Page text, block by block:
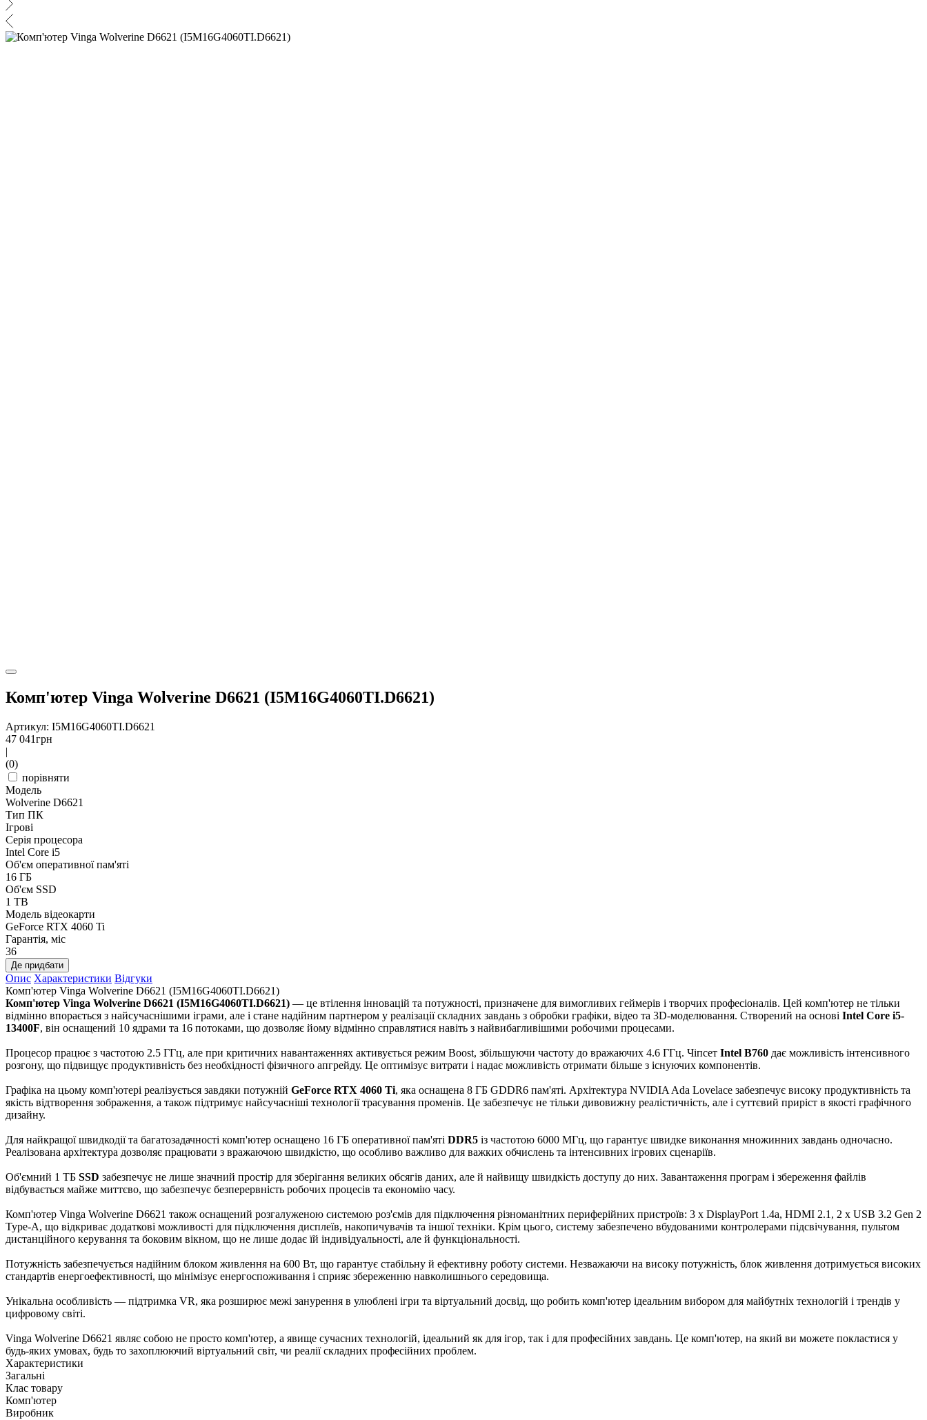
Комп'ютер Vinga Wolverine D6621 (I5M16G4060TI.D6621)
Артикул: I5M16G4060TI.D6621
47 041грн
|
(0)
порівняти
Модель
Wolverine D6621
Тип ПК
Ігрові
Серія процесора
Intel Core i5
Об'єм оперативної пам'яті
16 ГБ
Об'єм SSD
1 TB
Модель відеокарти
GeForce RTX 4060 Ti
Гарантія, міс
36
Де придбати
Опис Характеристики Відгуки
Комп'ютер Vinga Wolverine D6621 (I5M16G4060TI.D6621)
Комп'ютер Vinga Wolverine D6621 (I5M16G4060TI.D6621) — це втілення інновацій та потужності, призначене для вимогливих геймерів і творчих професіоналів. Цей комп'ютер не тільки
відмінно впорається з найсучаснішими іграми, але і стане надійним партнером у реалізації складних завдань з обробки графіки, відео та 3D-моделювання. Створений на основі Intel Core i5-
13400F, він оснащений 10 ядрами та 16 потоками, що дозволяє йому відмінно справлятися навіть з найвибагливішими робочими процесами.
Процесор працює з частотою 2.5 ГГц, але при критичних навантаженнях активується режим Boost, збільшуючи частоту до вражаючих 4.6 ГГц. Чіпсет Intel B760 дає можливість інтенсивного
розгону, що підвищує продуктивність без необхідності фізичного апгрейду. Це оптимізує витрати і надає можливість отримати більше з існуючих компонентів.
Графіка на цьому комп'ютері реалізується завдяки потужній GeForce RTX 4060 Ti, яка оснащена 8 ГБ GDDR6 пам'яті. Архітектура NVIDIA Ada Lovelace забезпечує високу продуктивність та
якість відтворення зображення, а також підтримує найсучасніші технології трасування променів. Це забезпечує не тільки дивовижну реалістичність, але і суттєвий приріст в якості графічного
дизайну.
Для найкращої швидкодії та багатозадачності комп'ютер оснащено 16 ГБ оперативної пам'яті DDR5 із частотою 6000 МГц, що гарантує швидке виконання множинних завдань одночасно.
Реалізована архітектура дозволяє працювати з вражаючою швидкістю, що особливо важливо для важких обчислень та інтенсивних ігрових сценаріїв.
Об'ємний 1 ТБ SSD забезпечує не лише значний простір для зберігання великих обсягів даних, але й найвищу швидкість доступу до них. Завантаження програм і збереження файлів
відбувається майже миттєво, що забезпечує безперервність робочих процесів та економію часу.
Комп'ютер Vinga Wolverine D6621 також оснащений розгалуженою системою роз'ємів для підключення різноманітних периферійних пристроїв: 3 x DisplayPort 1.4a, HDMI 2.1, 2 x USB 3.2 Gen 2
Type-A, що відкриває додаткові можливості для підключення дисплеїв, накопичувачів та іншої техніки. Крім цього, систему забезпечено вбудованими контролерами підсвічування, пультом
дистанційного керування та боковим вікном, що не лише додає їй індивідуальності, але й функціональності.
Потужність забезпечується надійним блоком живлення на 600 Вт, що гарантує стабільну й ефективну роботу системи. Незважаючи на високу потужність, блок живлення дотримується високих
стандартів енергоефективності, що мінімізує енергоспоживання і сприяє збереженню навколишнього середовища.
Унікальна особливість — підтримка VR, яка розширює межі занурення в улюблені ігри та віртуальний досвід, що робить комп'ютер ідеальним вибором для майбутніх технологій і трендів у
цифровому світі.
Vinga Wolverine D6621 являє собою не просто комп'ютер, а явище сучасних технологій, ідеальний як для ігор, так і для професійних завдань. Це комп'ютер, на який ви можете покластися у
будь-яких умовах, будь то захоплюючий віртуальний світ, чи реалії складних професійних проблем.
Характеристики
Загальні
Клас товару
Комп'ютер
Виробник